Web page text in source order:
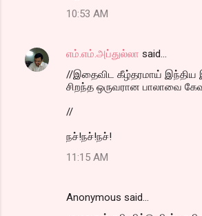
10:53 AM
எம்.எம்.அப்துல்லா said…
//இதைவிட கீழ்தரமாய் இந்திய
சிறந்த ஒருவரான பாலாவை
//
நச்!நச்!நச்!
11:15 AM
Anonymous said…